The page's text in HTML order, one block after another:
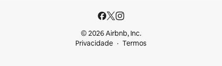
© 2026 Airbnb, Inc.
Privacidade
Termos